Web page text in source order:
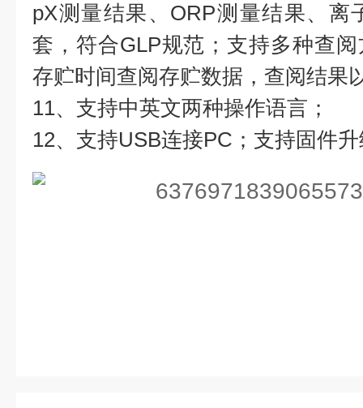
pX测量结果、ORP测量结果、离
套，符合GLP规范；支持多种查
存贮时间查阅存贮数据，查阅结果
11、支持中英文两种操作语言；
12、支持USB连接PC；支持固件